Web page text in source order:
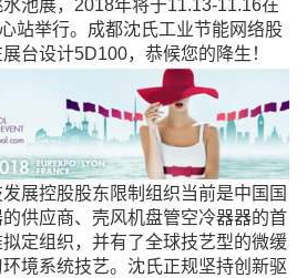
池展，2018年将于11.13-11.16在
站举行。成都沈氏工业节能网络股
台设计5D100，恭候您的降生！
展控股股东限制组织当前是中国国
供应商、壳风机盘管空冷器器的首
定组织，并有了全球技艺型的微缓
境系统技艺。沈氏正规坚持创新驱